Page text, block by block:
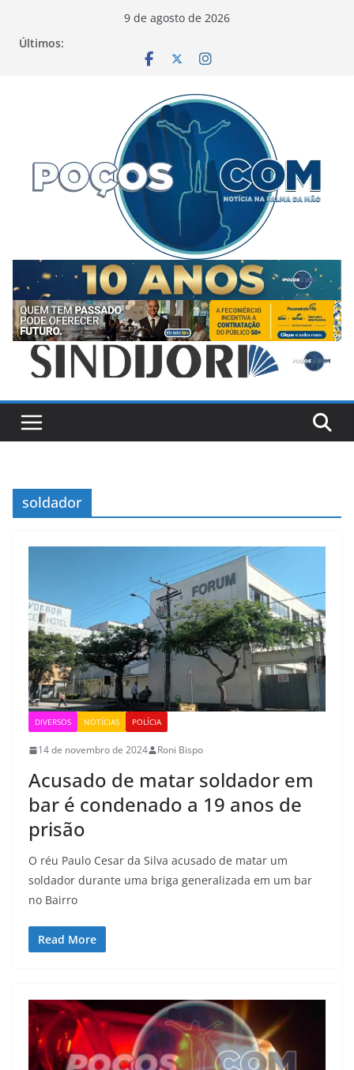
9 de agosto de 2026
Últimos:
soldador
DIVERSOS NOTÍCIAS POLÍCIA
14 de novembro de 2024 Roni Bispo
Acusado de matar soldador em
bar é condenado a 19 anos de
prisão
O réu Paulo Cesar da Silva acusado de matar um
soldador durante uma briga generalizada em um bar
no Bairro
Read More